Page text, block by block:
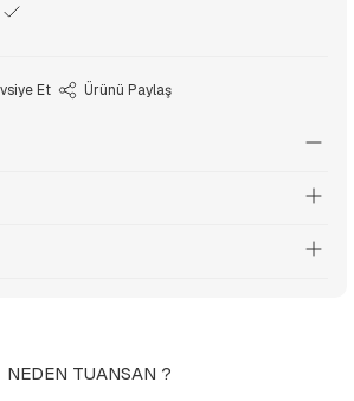
Et Ürünü Paylaş
NEDEN TUANSAN ?